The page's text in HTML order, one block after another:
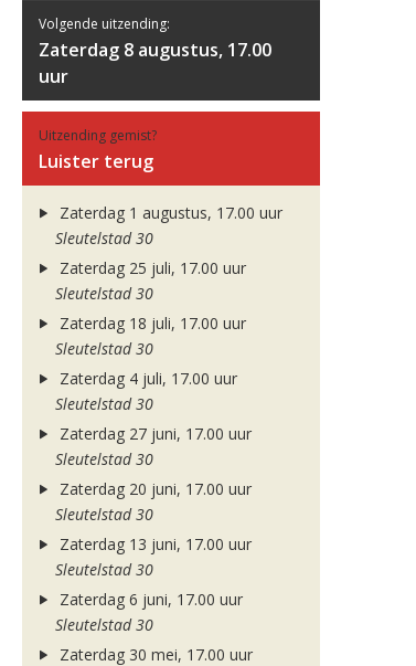
Volgende uitzending:
Zaterdag 8 augustus, 17.00
uur
Uitzending gemist?
Luister terug
Zaterdag 1 augustus, 17.00 uur
Sleutelstad 30
Zaterdag 25 juli, 17.00 uur
Sleutelstad 30
Zaterdag 18 juli, 17.00 uur
Sleutelstad 30
Zaterdag 4 juli, 17.00 uur
Sleutelstad 30
Zaterdag 27 juni, 17.00 uur
Sleutelstad 30
Zaterdag 20 juni, 17.00 uur
Sleutelstad 30
Zaterdag 13 juni, 17.00 uur
Sleutelstad 30
Zaterdag 6 juni, 17.00 uur
Sleutelstad 30
Zaterdag 30 mei, 17.00 uur